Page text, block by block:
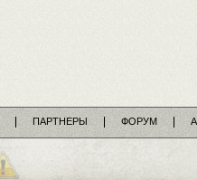
ПАРТНЕРЫ ФОРУМ